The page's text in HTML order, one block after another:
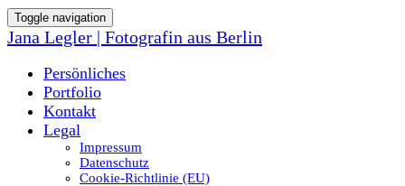
Toggle navigation
Jana Legler | Fotografin aus Berlin
Persönliches
Portfolio
Kontakt
Legal
Impressum
Datenschutz
Cookie-Richtlinie (EU)